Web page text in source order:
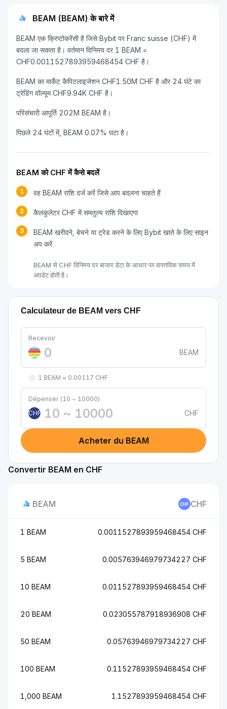
BEAM (BEAM) के बारे में
BEAM एक क्रिप्टोकरेंसी है जिसे Bybit पर Franc suisse (CHF) में
बदला जा सकता है। वर्तमान विनिमय दर 1 BEAM =
CHF0.0011527893959468454 CHF है।
BEAM का मार्केट कैपिटलाइजेशन CHF1.50M CHF है और 24 घंटे का
ट्रेडिंग वॉल्यूम CHF9.94K CHF है।
परिसंचारी आपूर्ति 202M BEAM है।
पिछले 24 घंटों में, BEAM 0.07% घटा है।
BEAM को CHF में कैसे बदलें
1 वह BEAM राशि दर्ज करें जिसे आप बदलना चाहते हैं
2 कैलकुलेटर CHF में समतुल्य राशि दिखाएगा
3
BEAM खरीदने, बेचने या ट्रेड करने के लिए Bybit खाते के लिए साइन
अप करें
BEAM से CHF विनिमय दर बाजार डेटा के आधार पर वास्तविक समय में
अपडेट होती है।
Calculateur de BEAM vers CHF
Recevoir
BEAM
1 BEAM ≈ 0.00117 CHF
Dépenser (10 ~ 10000)
CHF
CHF
Acheter du BEAM
Convertir BEAM en CHF
BEAM CHF
1 BEAM 0.0011527893959468454 CHF
5 BEAM 0.005763946979734227 CHF
10 BEAM 0.011527893959468454 CHF
20 BEAM 0.023055787918936908 CHF
50 BEAM 0.05763946979734227 CHF
100 BEAM 0.11527893959468454 CHF
1,000 BEAM 1.1527893959468454 CHF